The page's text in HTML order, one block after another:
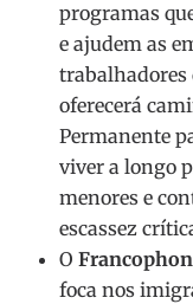
programas
e ajudem as
trabalhadores
oferecerá
Permanente
viver a longo
menores e
escassez
O
foca nos